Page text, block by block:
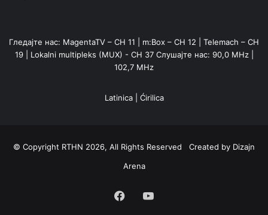
Гледајте нас: MagentaTV – CH 11 | m:Box – CH 12 | Telemach – CH
19 | Lokalni multipleks (MUX) - CH 37 Слушајте нас: 90,0 MHz |
102,7 MHz
Latinica| Ćirilica
© Copyright RTHN 2026, All Rights Reserved Created by Dizajn
Arena
Facebook